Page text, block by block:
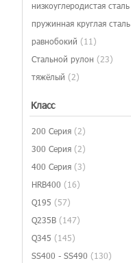
низкоуглеродистая сталь
пружинная круглая сталь
равнобокий (11)
Стальной рулон (23)
тяжёлый (2)
Класс
200 Серия (2)
300 Серия (2)
400 Серия (3)
HRB400 (16)
Q195 (57)
Q235B (147)
Q345 (145)
SS400 - SS490 (130)